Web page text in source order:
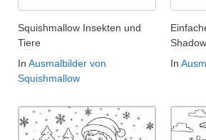
Squishmallow Insekten und
Tiere
In Ausmalbilder von
Squishmallow
In